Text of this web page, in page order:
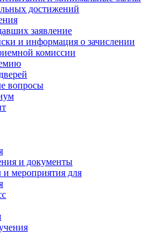
достижений
заявление
и информация о зачислении
комиссии
вопросы
и документы
мероприятия для